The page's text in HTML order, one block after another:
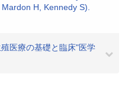
H, Kennedy S).
医療の基礎と臨床"医学